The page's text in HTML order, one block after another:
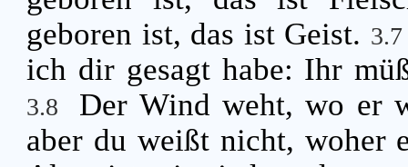
geboren ist, das ist Geist.
ich dir gesagt habe: Ihr
3.8
Der Wind weht, wo er
aber du weißt nicht, woher